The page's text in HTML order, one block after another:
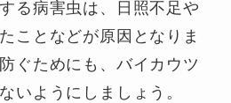
る病害虫は、日照不足や
ことなどが原因となりま
ぐためにも、バイカウツ
いようにしましょう。